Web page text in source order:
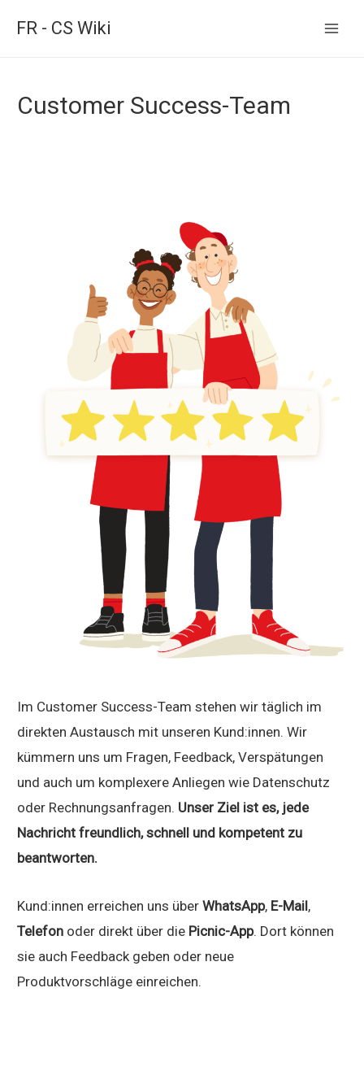
FR - CS Wiki
Customer Success-Team
Im Customer Success-Team stehen wir täglich im
direkten Austausch mit unseren Kund:innen. Wir
kümmern uns um Fragen, Feedback, Verspätungen
und auch um komplexere Anliegen wie Datenschutz
oder Rechnungsanfragen. Unser Ziel ist es, jede
Nachricht freundlich, schnell und kompetent zu
beantworten.
Kund:innen erreichen uns überWhatsApp, E-Mail,
Telefon oder direkt über die Picnic-App. Dort können
sie auch Feedback geben oder neue
Produktvorschläge einreichen.